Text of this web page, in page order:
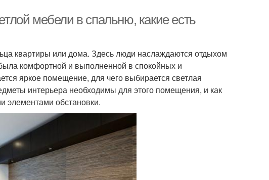
мебели в спальню, какие есть
квартиры или дома. Здесь люди наслаждаются отдыхом
комфортной и выполненной в спокойных и
яркое помещение, для чего выбирается светлая
интерьера необходимы для этого помещения, и как
элементами обстановки.